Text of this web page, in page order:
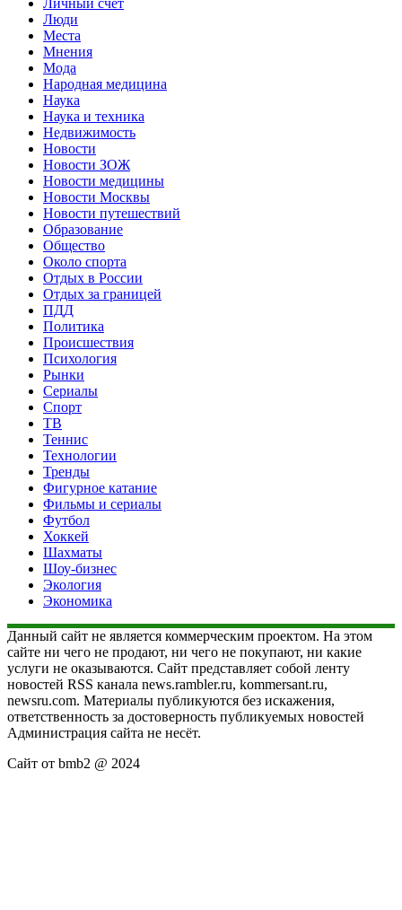
Люди
Места
Мнения
Мода
Народная медицина
Наука
Наука и техника
Недвижимость
Новости
Новости ЗОЖ
Новости медицины
Новости Москвы
Новости путешествий
Образование
Общество
Около спорта
Отдых в России
Отдых за границей
ПДД
Политика
Происшествия
Психология
Рынки
Сериалы
Спорт
ТВ
Теннис
Технологии
Тренды
Фигурное катание
Фильмы и сериалы
Футбол
Хоккей
Шахматы
Шоу-бизнес
Экология
Экономика
Данный сайт не является коммерческим проектом. На этом
сайте ни чего не продают, ни чего не покупают, ни какие
услуги не оказываются. Сайт представляет собой ленту
новостей RSS канала news.rambler.ru, kommersant.ru,
newsru.com. Материалы публикуются без искажения,
ответственность за достоверность публикуемых новостей
Администрация сайта не несёт.
Сайт от bmb2 @ 2024